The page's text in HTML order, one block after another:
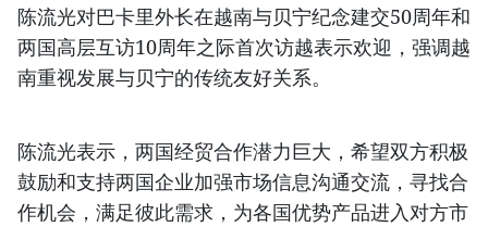
陈流光对巴卡里外长在越南与贝宁纪念建交50周年和
两国高层互访10周年之际首次访越表示欢迎，强调越
南重视发展与贝宁的传统友好关系。
陈流光表示，两国经贸合作潜力巨大，希望双方积极
鼓励和支持两国企业加强市场信息沟通交流，寻找合
作机会，满足彼此需求，为各国优势产品进入对方市